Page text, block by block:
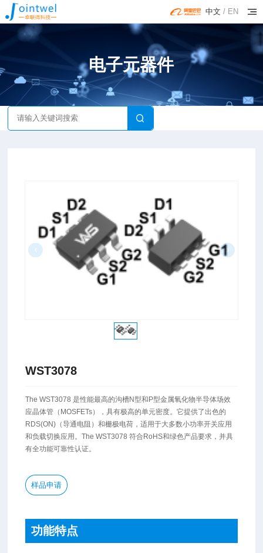
中文 / EN
电子元器件
WST3078
​The WST3078 是性能最高的沟槽N型和P型金属氧化物半导体场效
应晶体管（MOSFETs），具有极高的单元密度。它提供了出色的
RDS(ON)（导通电阻）和栅极电荷，适用于大多数小功率开关应用
和负载切换应用。The WST3078 符合RoHS和绿色产品要求，并具
有全功能可靠性认证。
样品申请
功能特点